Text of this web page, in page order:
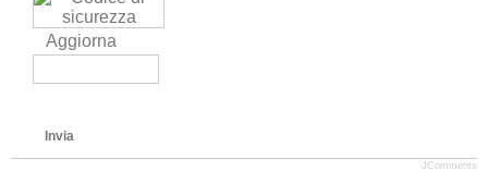
Aggiorna
Invia
JComments